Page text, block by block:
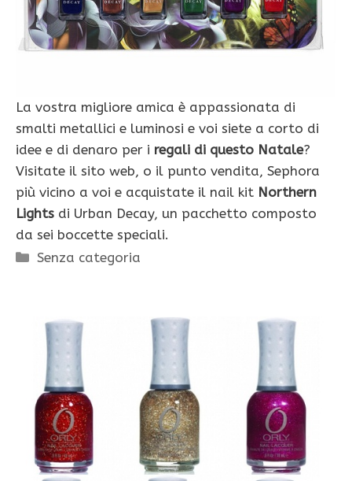
La vostra migliore amica è appassionata di
smalti metallici e luminosi e voi siete a corto di
idee e di denaro per i regali di questo Natale?
Visitate il sito web, o il punto vendita, Sephora
più vicino a voi e acquistate il nail kit Northern
Lights di Urban Decay, un pacchetto composto
da sei boccette speciali.
Categorie
Senza categoria